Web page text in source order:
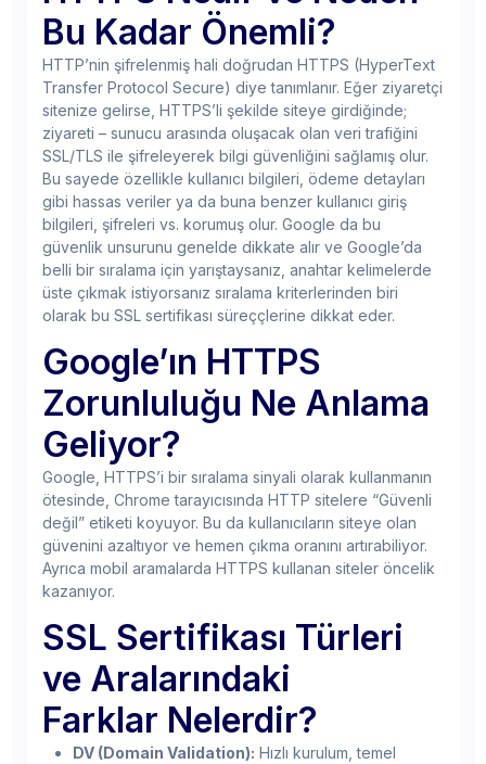
Bu Kadar Önemli?
HTTP’nin şifrelenmiş hali doğrudan HTTPS (HyperText
Transfer Protocol Secure) diye tanımlanır. Eğer ziyaretçi
sitenize gelirse, HTTPS’li şekilde siteye girdiğinde;
ziyareti – sunucu arasında oluşacak olan veri trafiğini
SSL/TLS ile şifreleyerek bilgi güvenliğini sağlamış olur.
Bu sayede özellikle kullanıcı bilgileri, ödeme detayları
gibi hassas veriler ya da buna benzer kullanıcı giriş
bilgileri, şifreleri vs. korumuş olur. Google da bu
güvenlik unsurunu genelde dikkate alır ve Google’da
belli bir sıralama için yarıştaysanız, anahtar kelimelerde
üste çıkmak istiyorsanız sıralama kriterlerinden biri
olarak bu SSL sertifikası süreççlerine dikkat eder.
Google’ın HTTPS
Zorunluluğu Ne Anlama
Geliyor?
Google, HTTPS’i bir sıralama sinyali olarak kullanmanın
ötesinde, Chrome tarayıcısında HTTP sitelere “Güvenli
değil” etiketi koyuyor. Bu da kullanıcıların siteye olan
güvenini azaltıyor ve hemen çıkma oranını artırabiliyor.
Ayrıca mobil aramalarda HTTPS kullanan siteler öncelik
kazanıyor.
SSL Sertifikası Türleri
ve Aralarındaki
Farklar Nelerdir?
DV (Domain Validation): Hızlı kurulum, temel